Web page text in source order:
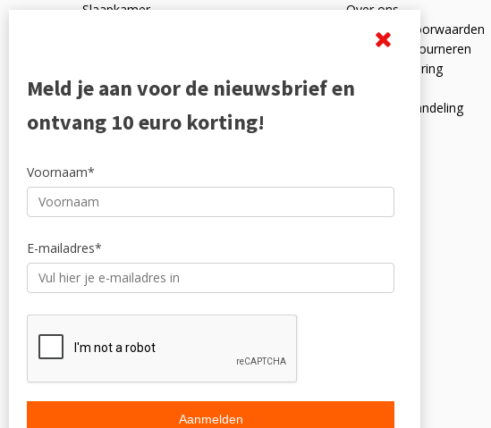
Slaapkamer
Outlet
Over ons
Algemene voorwaarden
Ruilen en retourneren
Privacyverklaring
Reviewpolicy
Klachtenafhandeling
Meld je aan voor de nieuwsbrief en
ontvang 10 euro korting!
Voornaam*
E-mailadres*